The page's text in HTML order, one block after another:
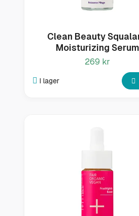
Clean Beauty
Moisturizing Serum
269 kr
I lager